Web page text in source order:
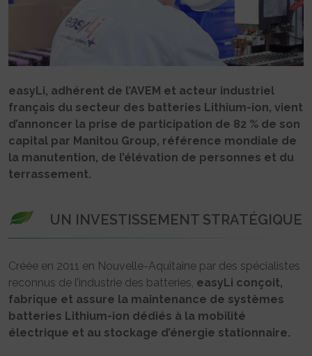
easyLi, adhérent de l’AVEM et acteur industriel
français du secteur des batteries Lithium-ion, vient
d’annoncer la prise de participation de 82 % de son
capital par Manitou Group, référence mondiale de
la manutention, de l’élévation de personnes et du
terrassement.
UN INVESTISSEMENT STRATÉGIQUE
Créée en 2011 en Nouvelle-Aquitaine par des spécialistes
reconnus de l’industrie des batteries, easyLi conçoit,
fabrique et assure la maintenance de systèmes
batteries Lithium-ion dédiés à la mobilité
électrique et au stockage d’énergie stationnaire.